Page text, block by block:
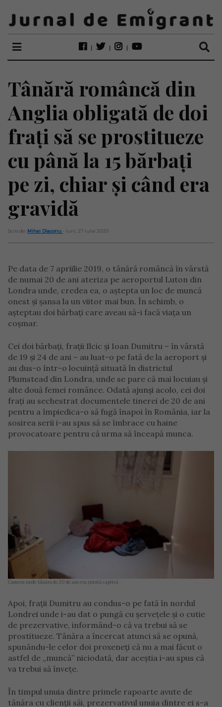
Tânără româncă din
Anglia obligată de doi
frați să se prostitueze
cu până la 15 bărbați
pe zi, chiar și când era
gravidă
Scris de: Mihai Diaconu - luni, 27 iulie 2020
Pe data de 7 apriilie 2019, o tânără româncă în vârstă
de numai 20 de ani ateriza pe aeroportul Luton din
Londra unde, credea ea, o aștepta un loc de muncă
onest și șansa la un viitor mai bun. În schimb, o
așteptau doi bărbați care aveau să-i facă viața un
coșmar.
Cei doi bărbați, frații Ilcic și Ioan Dumitru – în vârstă
de 19 și 24 de ani – au luat-o pe fată de la aeroport și
au dus-o într-o locuință situată în districtul
Plumstead din Londra, unde se pare că mai locuiau și
alte două femei românce. Odată ajunși acolo, cei doi
frați au sechestrat documentele tinerei de 20 de ani
pentru a împiedica-o să fugă înapoi în România, iar la
sosirea serii i-au spus să se îmbrace cu haine
provocatoare pentru că urma să înceapă munca.
Camera unde tânăra de 20 de ani era ținută captivă
Apoi, frații Dumitru au condus-o pe fată în nordul
Londrei unde i-au dat o pungă cu șervețele și o cutie
de prezervative, informând-o că va trebui să se
prostitueze. Tânăra a încercat atunci să se opună,
spunându-le celor doi proxeneți că nu a mai făcut o
astfel de „muncă” niciodată, dar aceștia i-au spus că
va trebui să învețe.
În timpul unuia dintre primele rapoarte avute de
tânăra cu clienții săi, prezervativul unuia dintre ei s-a